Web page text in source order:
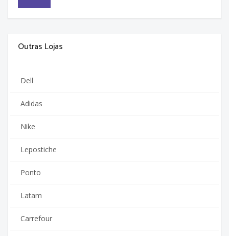
Outras Lojas
Dell
Adidas
Nike
Lepostiche
Ponto
Latam
Carrefour